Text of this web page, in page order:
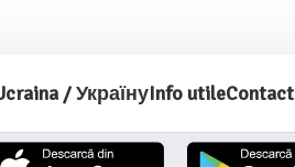
/ УкраїнуInfo utileContact